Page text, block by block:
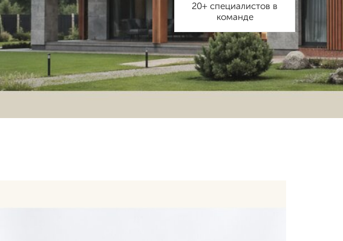
20+ специалистов в
команде